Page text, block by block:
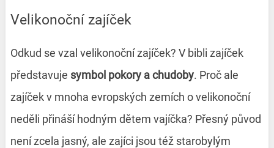
Velikonoční zajíček
Odkud se vzal velikonoční zajíček? V bibli zajíček
představuje symbol pokory a chudoby. Proč ale
zajíček v mnoha evropských zemích o velikonoční
neděli přináší hodným dětem vajíčka? Přesný původ
není zcela jasný, ale zajíci jsou též starobylým